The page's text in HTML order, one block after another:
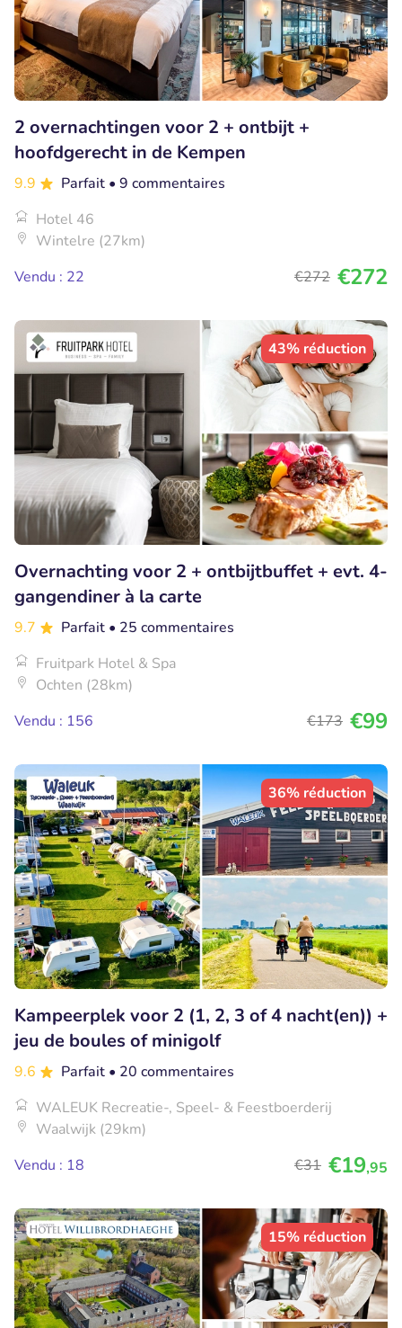
2 overnachtingen voor 2 + ontbijt +
hoofdgerecht in de Kempen
9.9 Parfait • 9 commentaires
Hotel 46
Wintelre (27km)
Vendu : 22
€272 €272
43% réduction
Overnachting voor 2 + ontbijtbuffet + evt. 4-
gangendiner à la carte
9.7 Parfait • 25 commentaires
Fruitpark Hotel & Spa
Ochten (28km)
Vendu : 156
€173 €99
36% réduction
Kampeerplek voor 2 (1, 2, 3 of 4 nacht(en)) +
jeu de boules of minigolf
9.6 Parfait • 20 commentaires
WALEUK Recreatie-, Speel- & Feestboerderij
Waalwijk (29km)
Vendu : 18
€31 €19,95
15% réduction